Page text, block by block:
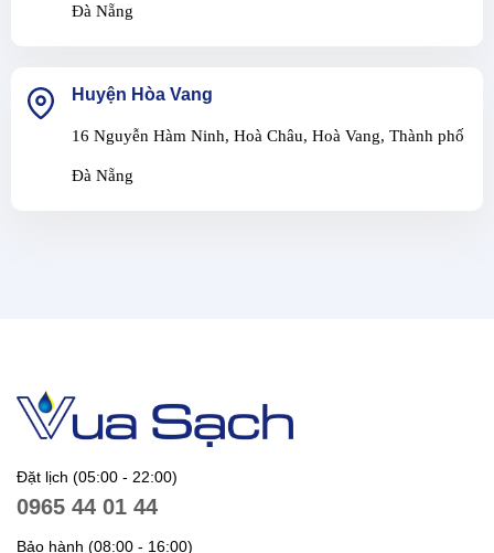
Đà Nẵng
Huyện Hòa Vang
16 Nguyễn Hàm Ninh, Hoà Châu, Hoà Vang, Thành phố
Đà Nẵng
Đặt lịch (05:00 - 22:00)
0965 44 01 44
Bảo hành (08:00 - 16:00)